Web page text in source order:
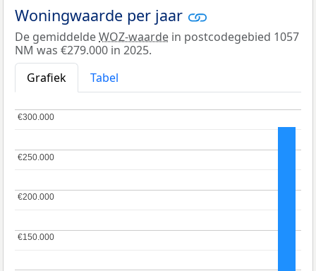
Woningwaarde per jaar
De gemiddeldeWOZ-waarde in postcodegebied 1057
NM was €279.000 in 2025.
Grafiek
Tabel
€150.000
€150.000
€200.000
€200.000
€250.000
€250.000
€300.000
€300.000